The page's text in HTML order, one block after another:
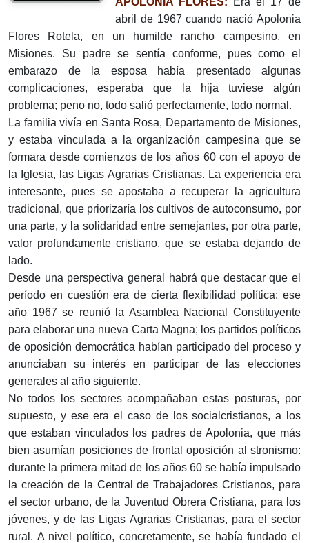
abril de 1967 cuando nació Apolonia
Flores Rotela, en un humilde rancho campesino, en
Misiones. Su padre se sentía conforme, pues como el
embarazo de la esposa había presentado algunas
complicaciones, esperaba que la hija tuviese algún
problema; peno no, todo salió perfectamente, todo normal.
La familia vivía en Santa Rosa, Departamento de Misiones,
y estaba vinculada a la organización campesina que se
formara desde comienzos de los años 60 con el apoyo de
la Iglesia, las Ligas Agrarias Cristianas. La experiencia era
interesante, pues se apostaba a recuperar la agricultura
tradicional, que priorizaría los cultivos de autoconsumo, por
una parte, y la solidaridad entre semejantes, por otra parte,
valor profundamente cristiano, que se estaba dejando de
lado.
Desde una perspectiva general habrá que destacar que el
período en cuestión era de cierta flexibilidad política: ese
año 1967 se reunió la Asamblea Nacional Constituyente
para elaborar una nueva Carta Magna; los partidos políticos
de oposición democrática habían participado del proceso y
anunciaban su interés en participar de las elecciones
generales al año siguiente.
No todos los sectores acompañaban estas posturas, por
supuesto, y ese era el caso de los socialcristianos, a los
que estaban vinculados los padres de Apolonia, que más
bien asumían posiciones de frontal oposición al stronismo:
durante la primera mitad de los años 60 se había impulsado
la creación de la Central de Trabajadores Cristianos, para
el sector urbano, de la Juventud Obrera Cristiana, para los
jóvenes, y de las Ligas Agrarias Cristianas, para el sector
rural. A nivel político, concretamente, se había fundado el